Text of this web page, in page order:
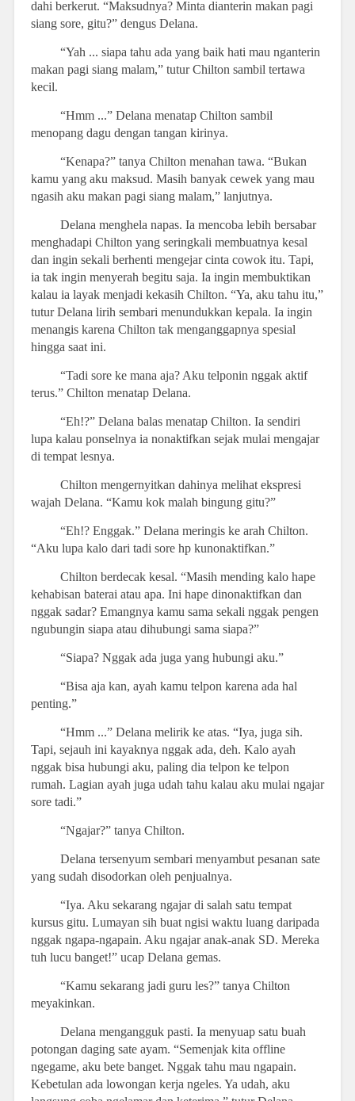
dahi berkerut. “Maksudnya? Minta dianterin makan pagi
siang sore, gitu?” dengus Delana.
“Yah ... siapa tahu ada yang baik hati mau nganterin
makan pagi siang malam,” tutur Chilton sambil tertawa
kecil.
“Hmm ...” Delana menatap Chilton sambil
menopang dagu dengan tangan kirinya.
“Kenapa?” tanya Chilton menahan tawa. “Bukan
kamu yang aku maksud. Masih banyak cewek yang mau
ngasih aku makan pagi siang malam,” lanjutnya.
Delana menghela napas. Ia mencoba lebih bersabar
menghadapi Chilton yang seringkali membuatnya kesal
dan ingin sekali berhenti mengejar cinta cowok itu. Tapi,
ia tak ingin menyerah begitu saja. Ia ingin membuktikan
kalau ia layak menjadi kekasih Chilton. “Ya, aku tahu itu,”
tutur Delana lirih sembari menundukkan kepala. Ia ingin
menangis karena Chilton tak menganggapnya spesial
hingga saat ini.
“Tadi sore ke mana aja? Aku telponin nggak aktif
terus.” Chilton menatap Delana.
“Eh!?” Delana balas menatap Chilton. Ia sendiri
lupa kalau ponselnya ia nonaktifkan sejak mulai mengajar
di tempat lesnya.
Chilton mengernyitkan dahinya melihat ekspresi
wajah Delana. “Kamu kok malah bingung gitu?”
“Eh!? Enggak.” Delana meringis ke arah Chilton.
“Aku lupa kalo dari tadi sore hp kunonaktifkan.”
Chilton berdecak kesal. “Masih mending kalo hape
kehabisan baterai atau apa. Ini hape dinonaktifkan dan
nggak sadar? Emangnya kamu sama sekali nggak pengen
ngubungin siapa atau dihubungi sama siapa?”
“Siapa? Nggak ada juga yang hubungi aku.”
“Bisa aja kan, ayah kamu telpon karena ada hal
penting.”
“Hmm ...” Delana melirik ke atas. “Iya, juga sih.
Tapi, sejauh ini kayaknya nggak ada, deh. Kalo ayah
nggak bisa hubungi aku, paling dia telpon ke telpon
rumah. Lagian ayah juga udah tahu kalau aku mulai ngajar
sore tadi.”
“Ngajar?” tanya Chilton.
Delana tersenyum sembari menyambut pesanan sate
yang sudah disodorkan oleh penjualnya.
“Iya. Aku sekarang ngajar di salah satu tempat
kursus gitu. Lumayan sih buat ngisi waktu luang daripada
nggak ngapa-ngapain. Aku ngajar anak-anak SD. Mereka
tuh lucu banget!” ucap Delana gemas.
“Kamu sekarang jadi guru les?” tanya Chilton
meyakinkan.
Delana mengangguk pasti. Ia menyuap satu buah
potongan daging sate ayam. “Semenjak kita offline
ngegame, aku bete banget. Nggak tahu mau ngapain.
Kebetulan ada lowongan kerja ngeles. Ya udah, aku